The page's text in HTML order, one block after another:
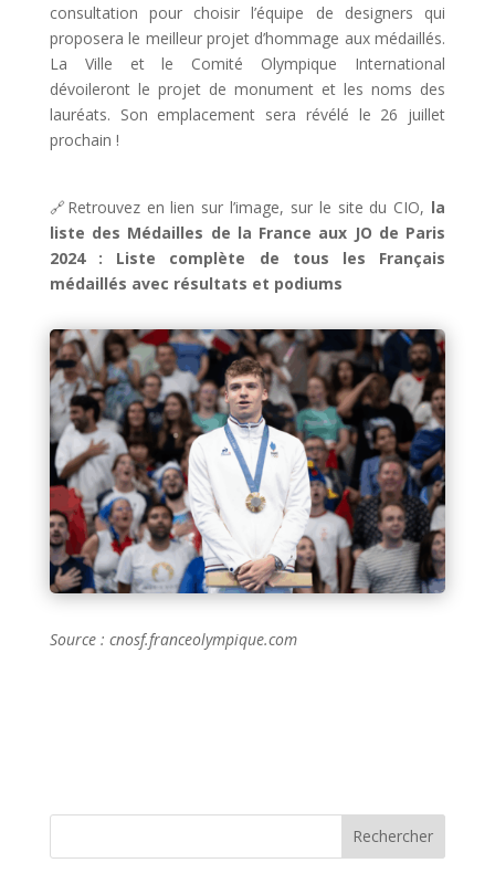
consultation pour choisir l’équipe de designers qui
proposera le meilleur projet d’hommage aux médaillés.
La Ville et le Comité Olympique International
dévoileront le projet de monument et les noms des
lauréats. Son emplacement sera révélé le 26 juillet
prochain !
🔗Retrouvez en lien sur l’image, sur le site du CIO, la
liste des Médailles de la France aux JO de Paris
2024 : Liste complète de tous les Français
médaillés avec résultats et podiums
Source : cnosf.franceolympique.com
Rechercher